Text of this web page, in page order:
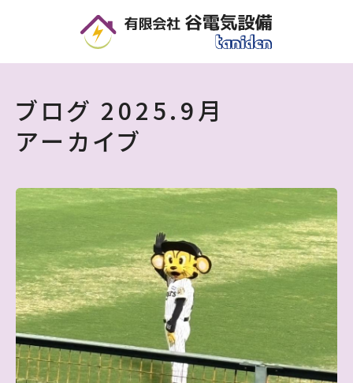
ブログ 2025.9月
アーカイブ